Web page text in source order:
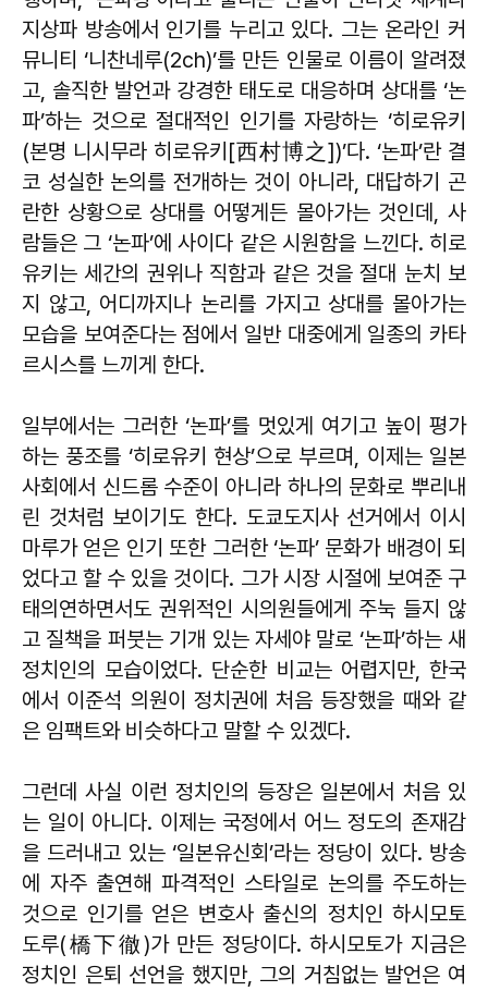
지상파 방송에서 인기를 누리고 있다. 그는 온라인 커
뮤니티 ‘니찬네루(2ch)’를 만든 인물로 이름이 알려졌
고, 솔직한 발언과 강경한 태도로 대응하며 상대를 ‘논
파’하는 것으로 절대적인 인기를 자랑하는 ‘히로유키
(본명 니시무라 히로유키[西村博之])’다. ‘논파’란 결
코 성실한 논의를 전개하는 것이 아니라, 대답하기 곤
란한 상황으로 상대를 어떻게든 몰아가는 것인데, 사
람들은 그 ‘논파’에 사이다 같은 시원함을 느낀다. 히로
유키는 세간의 권위나 직함과 같은 것을 절대 눈치 보
지 않고, 어디까지나 논리를 가지고 상대를 몰아가는
모습을 보여준다는 점에서 일반 대중에게 일종의 카타
르시스를 느끼게 한다.
일부에서는 그러한 ‘논파’를 멋있게 여기고 높이 평가
하는 풍조를 ‘히로유키 현상’으로 부르며, 이제는 일본
사회에서 신드롬 수준이 아니라 하나의 문화로 뿌리내
린 것처럼 보이기도 한다. 도쿄도지사 선거에서 이시
마루가 얻은 인기 또한 그러한 ‘논파’ 문화가 배경이 되
었다고 할 수 있을 것이다. 그가 시장 시절에 보여준 구
태의연하면서도 권위적인 시의원들에게 주눅 들지 않
고 질책을 퍼붓는 기개 있는 자세야 말로 ‘논파’하는 새
정치인의 모습이었다. 단순한 비교는 어렵지만, 한국
에서 이준석 의원이 정치권에 처음 등장했을 때와 같
은 임팩트와 비슷하다고 말할 수 있겠다.
그런데 사실 이런 정치인의 등장은 일본에서 처음 있
는 일이 아니다. 이제는 국정에서 어느 정도의 존재감
을 드러내고 있는 ‘일본유신회’라는 정당이 있다. 방송
에 자주 출연해 파격적인 스타일로 논의를 주도하는
것으로 인기를 얻은 변호사 출신의 정치인 하시모토
도루(橋下徹)가 만든 정당이다. 하시모토가 지금은
정치인 은퇴 선언을 했지만, 그의 거침없는 발언은 여